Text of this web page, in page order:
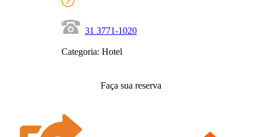
31 3771-1020
Categoria: Hotel
Faça sua reserva